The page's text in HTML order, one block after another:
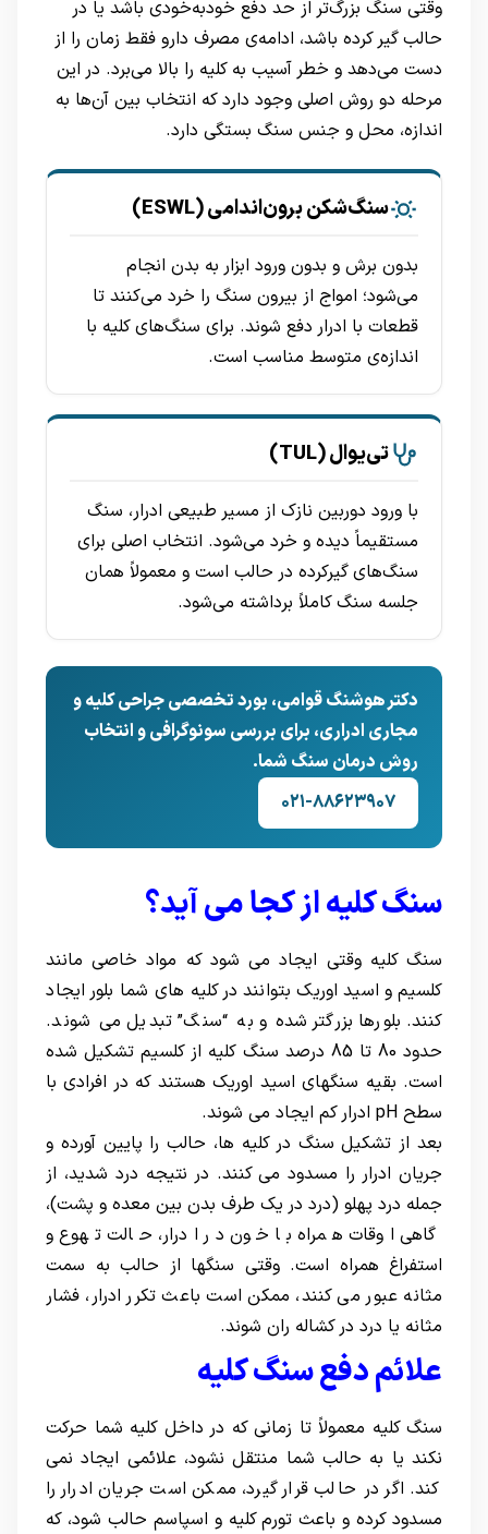
وقتی سنگ بزرگ‌تر از حد دفع خودبه‌خودی باشد یا در
حالب گیر کرده باشد، ادامه‌ی مصرف دارو فقط زمان را از
دست می‌دهد و خطر آسیب به کلیه را بالا می‌برد. در این
مرحله دو روش اصلی وجود دارد که انتخاب بین آن‌ها به
اندازه، محل و جنس سنگ بستگی دارد.
سنگ‌شکن برون‌اندامی (ESWL)
بدون برش و بدون ورود ابزار به بدن انجام
می‌شود؛ امواج از بیرون سنگ را خرد می‌کنند تا
قطعات با ادرار دفع شوند. برای سنگ‌های کلیه با
اندازه‌ی متوسط مناسب است.
تی‌یو‌ال (TUL)
با ورود دوربین نازک از مسیر طبیعی ادرار، سنگ
مستقیماً دیده و خرد می‌شود. انتخاب اصلی برای
سنگ‌های گیرکرده در حالب است و معمولاً همان
جلسه سنگ کاملاً برداشته می‌شود.
دکتر هوشنگ قوامی، بورد تخصصی جراحی کلیه و
مجاری ادراری، برای بررسی سونوگرافی و انتخاب
روش درمان سنگ شما.
۰۲۱-۸۸۶۲۳۹۰۷
سنگ کلیه از کجا می آید؟
سنگ کلیه وقتی ایجاد می شود که مواد خاصی مانند
کلسیم و اسید اوریک بتوانند در کلیه های شما بلور ایجاد
کنند. بلورها بزرگتر شده و به “سنگ” تبدیل می شوند.
حدود 80 تا 85 درصد سنگ کلیه از کلسیم تشکیل شده
است. بقیه سنگهای اسید اوریک هستند که در افرادی با
سطح pH ادرار کم ایجاد می شوند.
بعد از تشکیل سنگ در کلیه ها، حالب را پایین آورده و
جریان ادرار را مسدود می کنند. در نتیجه درد شدید، از
جمله درد پهلو (درد در یک طرف بدن بین معده و پشت)،
گاهی اوقات همراه با خون در ادرار، حالت تهوع و
استفراغ همراه است. وقتی سنگها از حالب به سمت
مثانه عبور می کنند، ممکن است باعث تکرر ادرار، فشار
مثانه یا درد در کشاله ران شوند.
علائم دفع سنگ کلیه
سنگ کلیه معمولاً تا زمانی که در داخل کلیه شما حرکت
نکند یا به حالب شما منتقل نشود، علائمی ایجاد نمی
کند. اگر در حالب قرار گیرد، ممکن است جریان ادرار را
مسدود کرده و باعث تورم کلیه و اسپاسم حالب شود، که